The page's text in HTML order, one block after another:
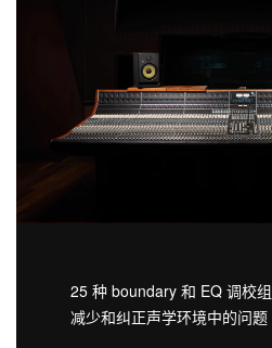
25 种 boundary 和 EQ 调校
减少和纠正声学环境中的问题